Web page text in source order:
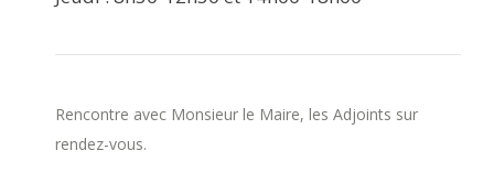
Rencontre avec Monsieur le Maire, les Adjoints sur
rendez-vous.